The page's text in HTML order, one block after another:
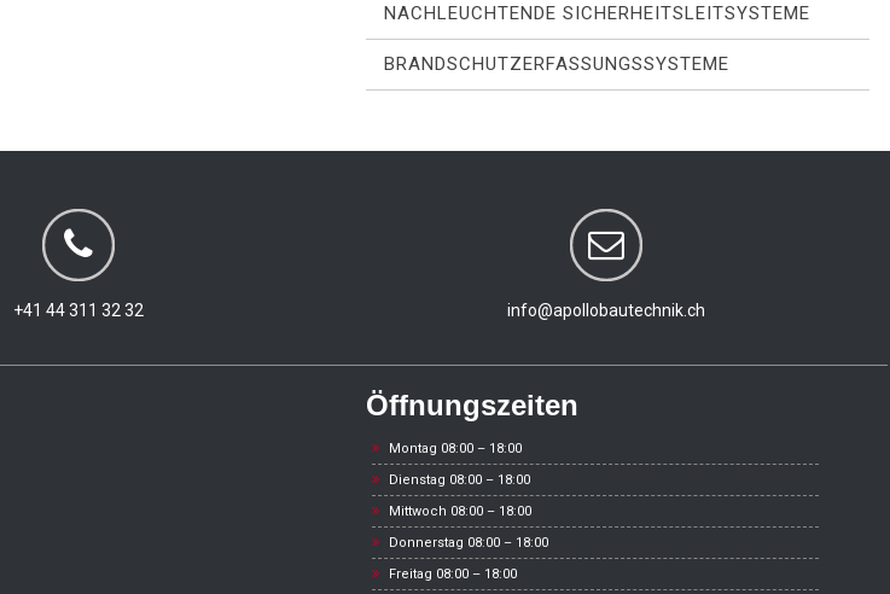
NACHLEUCHTENDE SICHERHEITSLEITSYSTEME
BRANDSCHUTZERFASSUNGSSYSTEME
+41 44 311 32 32 info@apollobautechnik.ch
Öffnungszeiten
Montag 08:00 – 18:00
Dienstag 08:00 – 18:00
Mittwoch 08:00 – 18:00
Donnerstag 08:00 – 18:00
Freitag 08:00 – 18:00